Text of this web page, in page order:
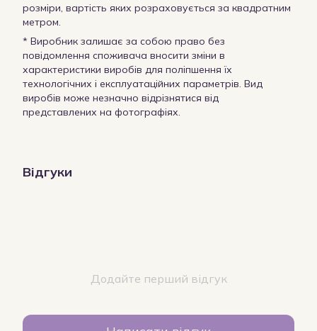
розміри, вартість яких розраховується за квадратним
метром.
* Виробник залишає за собою право без
повідомлення споживача вносити зміни в
характеристики виробів для поліпшення їх
технологічних і експлуатаційних параметрів. Вид
виробів може незначно відрізнятися від
представлених на фотографіях.
Відгуки
Додайте перший відгук